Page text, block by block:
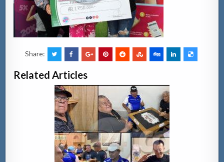
Share:
Related Articles